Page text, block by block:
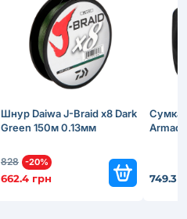
Шнур Daiwa J-Braid x8 Dark
Green 150м 0.13мм
828 -20%
662.4 грн
Сумка-
749.3